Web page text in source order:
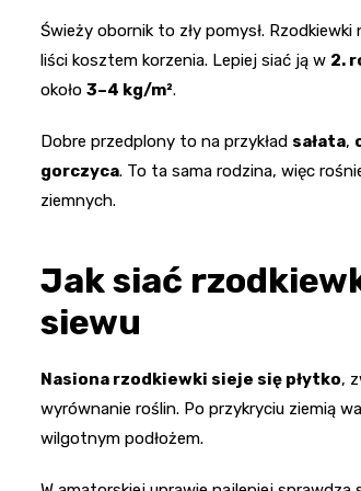
Świeży obornik to zły pomysł.
liści kosztem korzenia. Lepiej siać ją w 2.
około 3–4 kg/m².
Dobre przedplony to na przykład sałata,
gorczyca. To ta sama rodzina, więc
ziemnych.
Jak siać
siewu
Nasiona rzodkiewki sieje się płytko,
wyrównanie roślin. Po przykryciu ziemią
wilgotnym podłożem.